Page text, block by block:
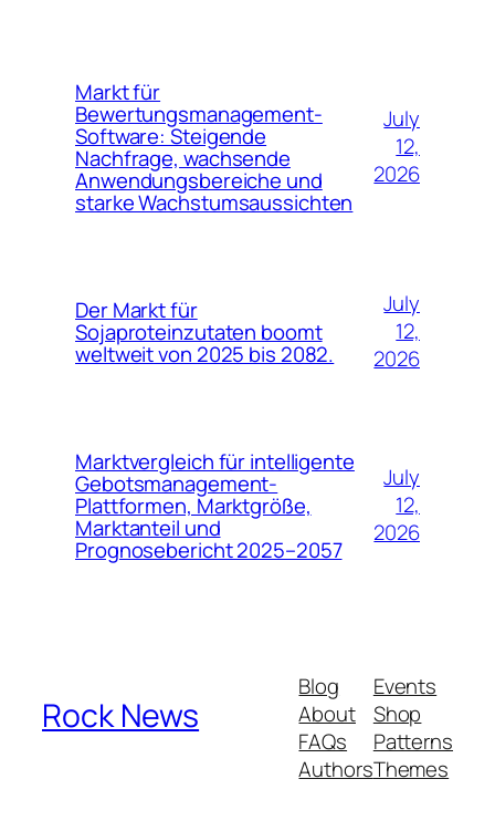
Markt für
Bewertungsmanagement-
Software: Steigende
Nachfrage, wachsende
Anwendungsbereiche und
starke Wachstumsaussichten
July
12,
2026
Der Markt für
Sojaproteinzutaten boomt
weltweit von 2025 bis 2082.
July
12,
2026
Marktvergleich für intelligente
Gebotsmanagement-
Plattformen, Marktgröße,
Marktanteil und
Prognosebericht 2025–2057
July
12,
2026
Rock News
Blog
About
FAQs
Authors
Events
Shop
Patterns
Themes